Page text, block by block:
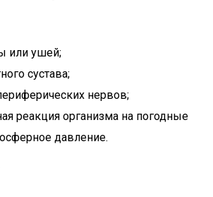
или ушей;
сустава;
нервов;
реакция организма на погодные
давление.